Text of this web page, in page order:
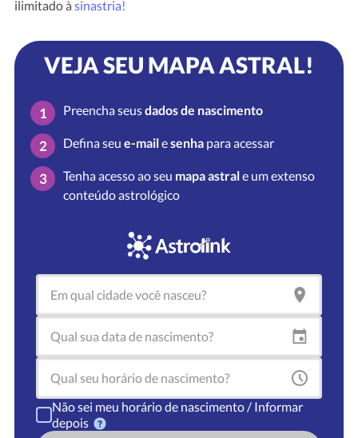
ilimitado à sinastria!
VEJA SEU MAPA ASTRAL!
1 Preencha seusdados de nascimento
2 Defina seu e-mailesenha para acessar
3 Tenha acesso ao seu mapa astrale um extenso
conteúdo astrológico
Não sei meu horário de nascimento / Informar
depois